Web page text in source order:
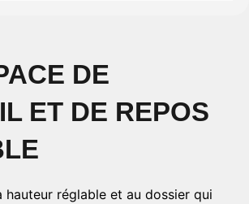
DE
ET DE REPOS
hauteur réglable et au dossier qui